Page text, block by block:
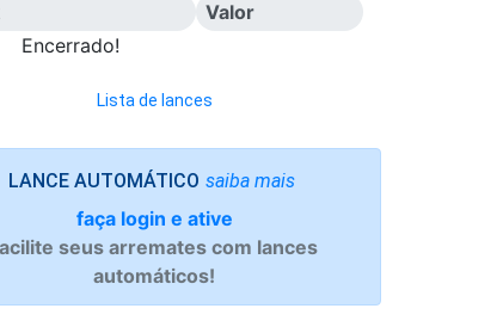
Valor
Encerrado!
Lista de lances
LANCE AUTOMÁTICO saiba mais
faça login e ative
seus arremates com lances
automáticos!